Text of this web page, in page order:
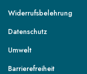
Widerrufsbelehrung
Datenschutz
Umwelt
Barrierefreiheit